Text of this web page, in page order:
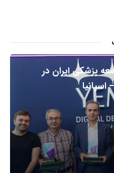
پزشکی ایران در